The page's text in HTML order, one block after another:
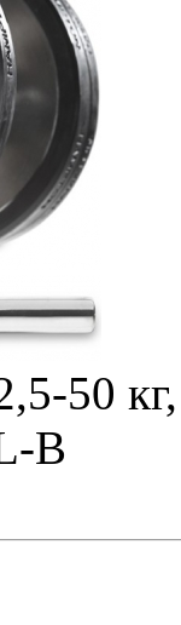
50
B